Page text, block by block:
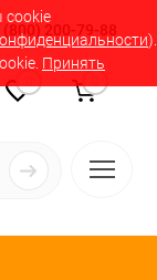
cookie
).
Принять
(800) 200-79-88